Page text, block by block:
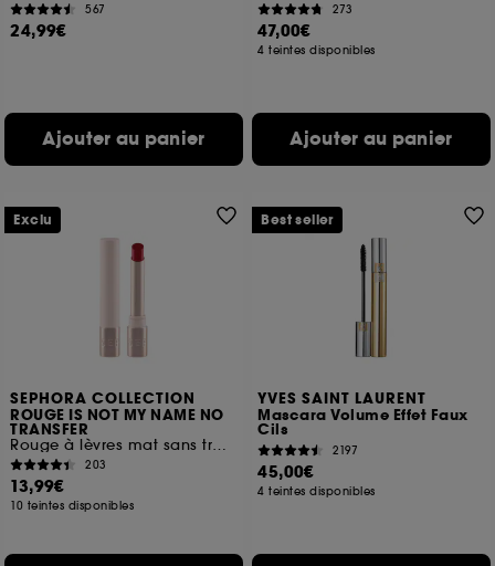
567
24,99€
Ajouter au panier
273
47,00€
4 teintes disponibles
Ajouter au panier
SEPHORA COLLECTION
ROUGE IS NOT MY NAME NO
TRANSFER
Rouge à lèvres mat sans transfert
203
13,99€
10 teintes disponibles
Exclu
YVES SAINT LAURENT
Mascara Volume Effet Faux
Cils
2197
45,00€
4 teintes disponibles
Best seller